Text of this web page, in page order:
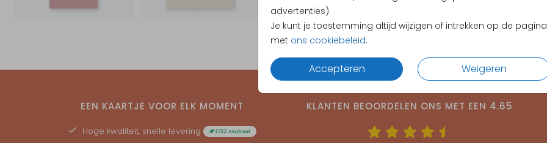
advertenties).
Je kunt je toestemming altijd wijzigen of intrekken op de pagina
met ons cookiebeleid.
Accepteren Weigeren
EEN KAARTJE VOOR ELK MOMENT
Hoge kwaliteit, snelle levering
KLANTEN BEOORDELEN ONS MET EEN 4.65